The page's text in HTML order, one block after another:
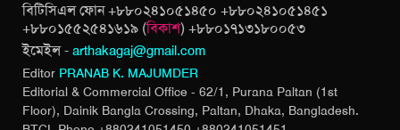
বিটিসিএল ফোন +৮৮০২৪১০৫১৪৫০ +৮৮০২৪১০৫১৪৫১
+৮৮০১৫৫২৫৪১৬১৯ (বিকাশ) +৮৮০১৭১৩১৮০০৫৩
ইমেইল - arthakagaj@gmail.com
Editor PRANAB K. MAJUMDER
Editorial & Commercial Office - 62/1, Purana Paltan (1st
Floor), Dainik Bangla Crossing, Paltan, Dhaka, Bangladesh.